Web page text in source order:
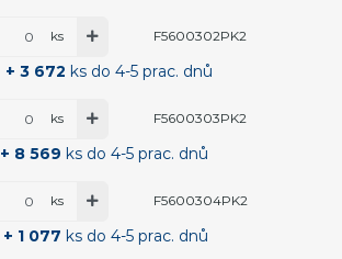
+ 3 672 ks do 4-5 prac. dnů
ks F5600302PK2
+ 8 569 ks do 4-5 prac. dnů
ks F5600303PK2
+ 1 077 ks do 4-5 prac. dnů
ks F5600304PK2